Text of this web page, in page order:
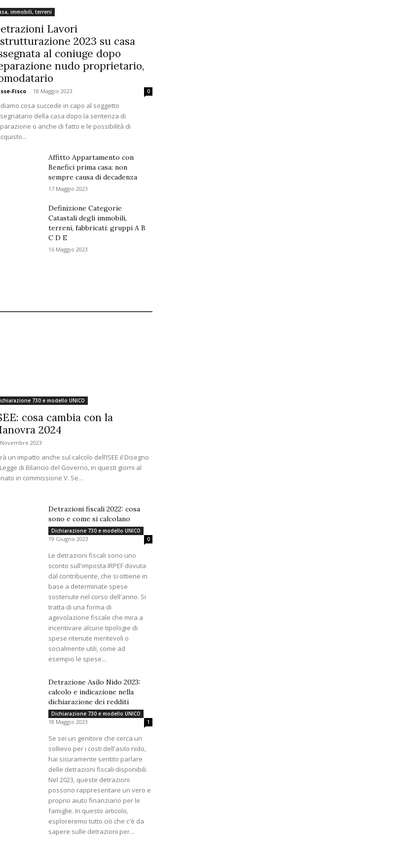
immobili, terreni
Lavori
2023 su casa
al coniuge dopo
nudo proprietario,
Fisco - 18 Maggio 2023 0
cosa succede in capo al soggetto
della casa dopo la sentenza di
o anche di fatto e le possibilità di
Affitto Appartamento con
Benefici prima casa: non
sempre causa di decadenza
17 Maggio 2023
Definizione Categorie
Catastali degli immobili,
terreni, fabbricati: gruppi A B
C D E
16 Maggio 2023
730 e modello UNICO
cosa cambia con la
2024
2023
un impatto anche sul calcolo dell’ISEE il Disegno
di Bilancio del Governo, in questi giorni al
in commissione V. Se...
Detrazioni fiscali 2022: cosa
sono e come si calcolano
Dichiarazione 730 e modello UNICO
19 Giugno 2023 0
Le detrazioni fiscali sono uno
sconto sull'imposta IRPEF dovuta
dal contribuente, che si ottiene in
base a determinate spese
sostenute nel corso dell'anno. Si
tratta di una forma di
agevolazione fiscale che mira a
incentivare alcune tipologie di
spese ritenute meritevoli o
socialmente utili, come ad
esempio le spese...
Detrazione Asilo Nido 2023:
calcolo e indicazione nella
dichiarazione dei redditi
Dichiarazione 730 e modello UNICO
18 Maggio 2023 1
Se sei un genitore che cerca un
sollievo per i costi dell'asilo nido,
hai sicuramente sentito parlare
delle detrazioni fiscali disponibili.
Nel 2023, queste detrazioni
possono rappresentare un vero e
proprio aiuto finanziario per le
famiglie. In questo articolo,
esploreremo tutto ciò che c'è da
sapere sulle detrazioni per...